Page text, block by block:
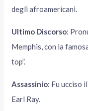
degli afroamericani.
Ultimo Discorso:
Memphis, con la
top”.
Assassinio: Fu ucciso
Earl Ray.